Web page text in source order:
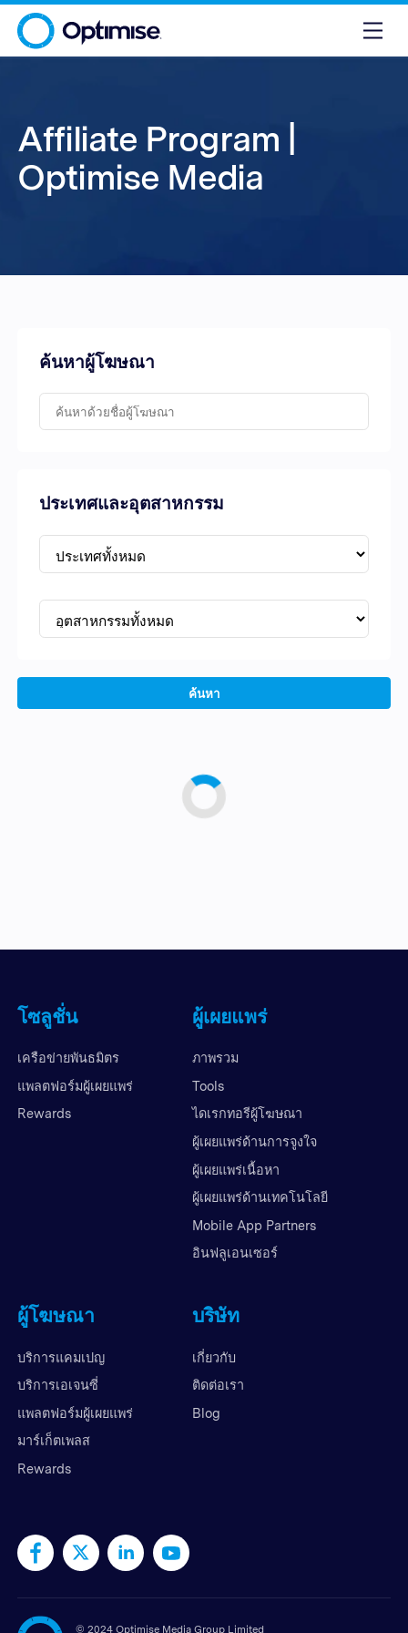
Affiliate Program |
Optimise Media
ค้นหาผู้โฆษณา
ประเทศและอุตสาหกรรม
ค้นหา
โซลูชั่น
เครือข่ายพันธมิตร
แพลตฟอร์มผู้เผยแพร่
Rewards
ผู้เผยแพร่
ภาพรวม
Tools
ไดเรกทอรีผู้โฆษณา
ผู้เผยแพร่ด้านการจูงใจ
ผู้เผยแพร่เนื้อหา
ผู้เผยแพร่ด้านเทคโนโลยี
Mobile App Partners
อินฟลูเอนเซอร์
ผู้โฆษณา
บริการแคมเปญ
บริการเอเจนซี่
แพลตฟอร์มผู้เผยแพร่
มาร์เก็ตเพลส
Rewards
บริษัท
เกี่ยวกับ
ติดต่อเรา
Blog
© 2024 Optimise Media Group Limited